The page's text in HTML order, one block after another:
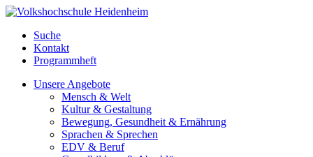
Suche
Kontakt
Programmheft
Unsere Angebote
Mensch & Welt
Kultur & Gestaltung
Bewegung, Gesundheit & Ernährung
Sprachen & Sprechen
EDV & Beruf